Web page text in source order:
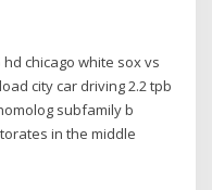
chicago white sox vs
city car driving 2.2 tpb
subfamily b
in the middle